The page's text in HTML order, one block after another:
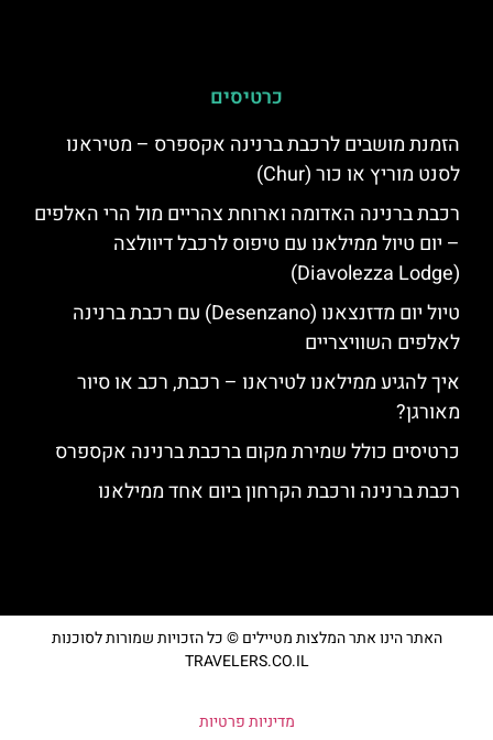
כרטיסים
הזמנת מושבים לרכבת ברנינה אקספרס – מטיראנו
לסנט מוריץ או כור (Chur)
רכבת ברנינה האדומה וארוחת צהריים מול הרי האלפים
– יום טיול ממילאנו עם טיפוס לרכבל דיוולצה
(Diavolezza Lodge)
טיול יום מדזנצאנו (Desenzano) עם רכבת ברנינה
לאלפים השוויצריים
איך להגיע ממילאנו לטיראנו – רכבת, רכב או סיור
מאורגן?
כרטיסים כולל שמירת מקום ברכבת ברנינה אקספרס
רכבת ברנינה ורכבת הקרחון ביום אחד ממילאנו
האתר הינו אתר המלצות מטיילים © כל הזכויות שמורות לסוכנות
TRAVELERS.CO.IL
מדיניות פרטיות